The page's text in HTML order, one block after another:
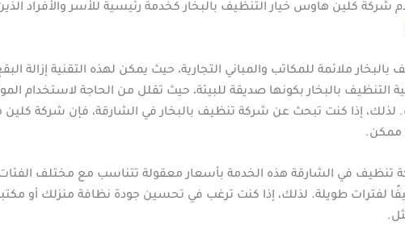
شركة كلين هاوس خيار التنظيف بالبخار كخدمة رئيسية للأسر والأفراد
بالبخار ملائمة للمكاتب والمباني التجارية، حيث يمكن لهذه التقنية إزالة
التنظيف بالبخار بكونها صديقة للبيئة، حيث تقلل من الحاجة لاستخدام
إذا كنت تبحث عن شركة تنظيف بالبخار في الشارقة، فإن شركة
ممكن.
تنظيف في الشارقة هذه الخدمة بأسعار معقولة تتناسب مع مختلف
لفترات طويلة. لذلك، إذا كنت ترغب في تحسين جودة نظافة منزلك أو